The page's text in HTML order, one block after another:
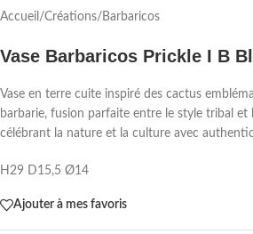
Accueil /Créations/Barbaricos
Vase Barbaricos Prickle I B
Vase en terre cuite inspiré des cactus
barbarie, fusion parfaite entre le style tribal et
célébrant la nature et la culture avec
H29 D15,5 Ø14
Ajouter à mes favoris